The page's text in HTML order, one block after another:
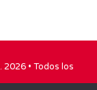
. 2026 • Todos los